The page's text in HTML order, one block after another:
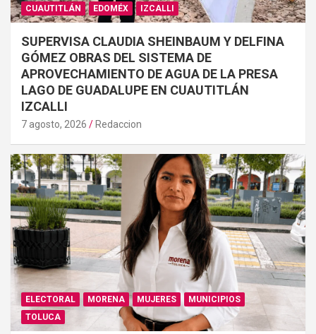
CUAUTITLÁN EDOMÉX IZCALLI
SUPERVISA CLAUDIA SHEINBAUM Y DELFINA
GÓMEZ OBRAS DEL SISTEMA DE
APROVECHAMIENTO DE AGUA DE LA PRESA
LAGO DE GUADALUPE EN CUAUTITLÁN
IZCALLI
7 agosto, 2026 Redaccion
ELECTORAL MORENA MUJERES
MUNICIPIOS
TOLUCA